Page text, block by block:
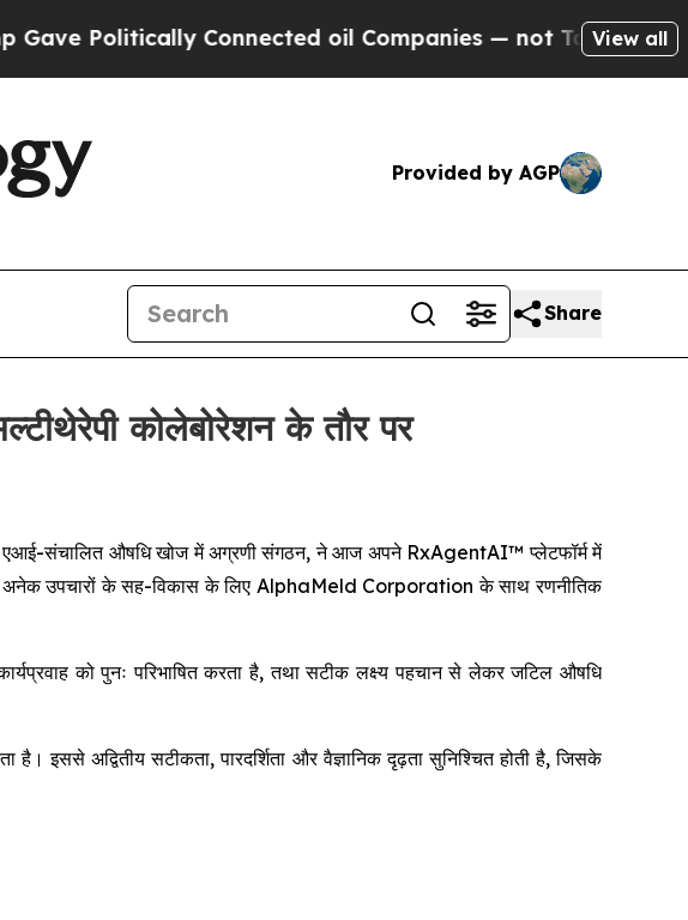
Connected oil Companies — not Taxpayers — the
View all
Provided by AGP
Share
कोलेबोरेशन के तौर पर
संचालित औषधि खोज में अग्रणी संगठन, ने आज अपने RxAgentAI™ प्लेटफॉर्म में
अनेक उपचारों के सह-विकास के लिए AlphaMeld Corporation के साथ रणनीतिक
को पुनः परिभाषित करता है, तथा सटीक लक्ष्य पहचान से लेकर जटिल औषधि
अद्वितीय सटीकता, पारदर्शिता और वैज्ञानिक दृढ़ता सुनिश्चित होती है, जिसके